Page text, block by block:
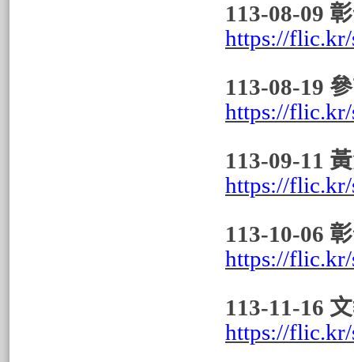
113-08-09
https://
113-08-19
https://
113-09-11
https://
113-10-06
https://
113-11-16
https://